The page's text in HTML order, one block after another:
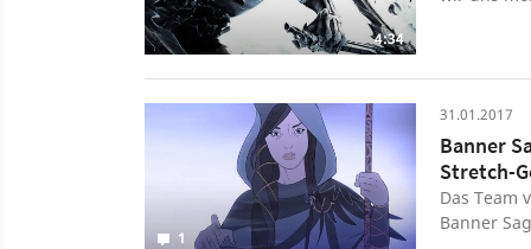
4:34
1
31.01.2017
Banner
Stretch-
Das Team
Banner